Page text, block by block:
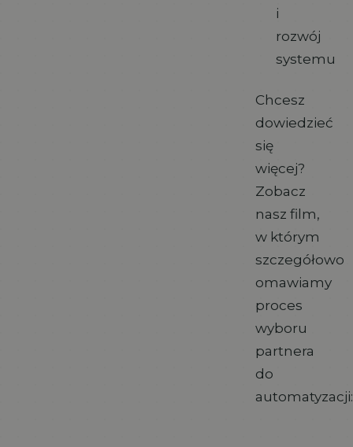
i
rozwój
systemu
Chcesz
dowiedzieć
się
więcej?
Zobacz
nasz film,
w którym
szczegółowo
omawiamy
proces
wyboru
partnera
do
automatyzacji: